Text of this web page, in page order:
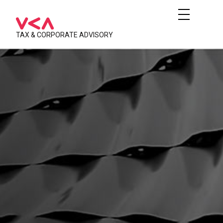
TAX & CORPORATE ADVISORY